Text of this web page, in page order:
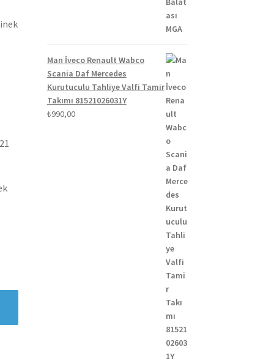
Man İveco Renault Wabco
Scania Daf Mercedes
Kurutuculu Tahliye Valfi Tamir
Takımı 81521026031Y
₺990,00